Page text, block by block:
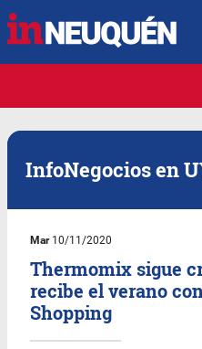
InfoNegocios en
Mar10/11/2020
Thermomix sigue
recibe el verano
Shopping